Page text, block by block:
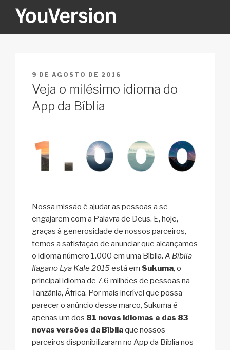
YOUVERSION
PUBLICADO
EM
9 DE AGOSTO DE 2016
Veja o milésimo idioma do
App da Bíblia
Nossa missão é ajudar as pessoas a se
engajarem com a Palavra de Deus. E, hoje,
graças à generosidade de nossos parceiros,
temos a satisfação de anunciar que alcançamos
o idioma número 1.000 em uma Bíblia. A Bíblia
Ilagano Lya Kale 2015está em Sukuma, o
principal idioma de 7,6 milhões de pessoas na
Tanzânia, África. Por mais incrível que possa
parecer o anúncio desse marco, Sukuma é
apenas um dos 81 novos idiomas e das 83
novas versões da Bíbliaque nossos
parceiros disponibilizaram no App da Bíblia nos